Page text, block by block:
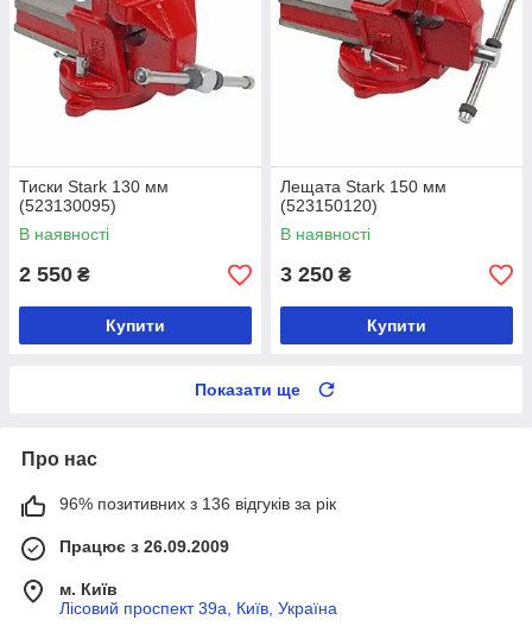
Тиски Stark 130 мм
(523130095)
В наявності
2 550 ₴
Купити
Лещата Stark 150 мм
(523150120)
В наявності
3 250 ₴
Купити
Показати ще
Про нас
96% позитивних з 136 відгуків за рік
Працює з 26.09.2009
м. Київ
Лісовий проспект 39а, Київ, Україна